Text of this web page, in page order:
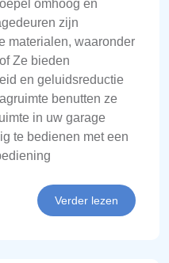
omhoog en
zijn
materialen, waaronder
Ze bieden
en geluidsreductie
benutten ze
in uw garage
te bedienen met een
Verder lezen